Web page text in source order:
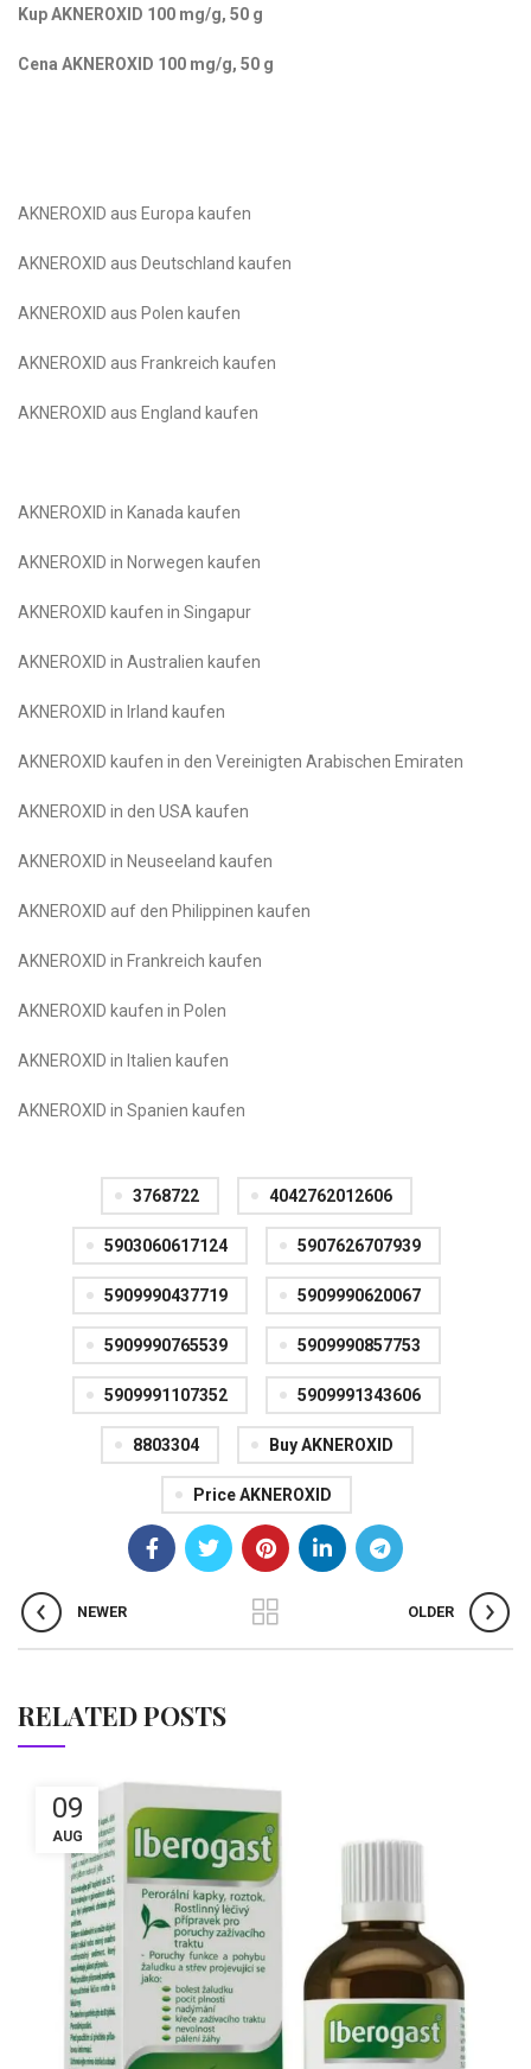
Kup AKNEROXID 100 mg/g, 50 g
Cena AKNEROXID 100 mg/g, 50 g
AKNEROXID aus Europa kaufen
AKNEROXID aus Deutschland kaufen
AKNEROXID aus Polen kaufen
AKNEROXID aus Frankreich kaufen
AKNEROXID aus England kaufen
AKNEROXID in Kanada kaufen
AKNEROXID in Norwegen kaufen
AKNEROXID kaufen in Singapur
AKNEROXID in Australien kaufen
AKNEROXID in Irland kaufen
AKNEROXID kaufen in den Vereinigten Arabischen Emiraten
AKNEROXID in den USA kaufen
AKNEROXID in Neuseeland kaufen
AKNEROXID auf den Philippinen kaufen
AKNEROXID in Frankreich kaufen
AKNEROXID kaufen in Polen
AKNEROXID in Italien kaufen
AKNEROXID in Spanien kaufen
3768722 4042762012606
5903060617124 5907626707939
5909990437719 5909990620067
5909990765539 5909990857753
5909991107352 5909991343606
8803304 Buy AKNEROXID
Price AKNEROXID
NEWER OLDER
RELATED POSTS
09
AUG